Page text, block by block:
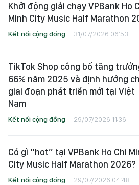
Khởi động giải chạy VPBank Ho
Minh City Music Half Marathon
Kết nối cộng đồng 31/07/2026 06:53
TikTok Shop công bố tăng
66% năm 2025 và định hướng
giai đoạn phát triển mới tại Việt
Nam
Kết nối cộng đồng 29/07/2026 11:36
Có gì “hot” tại VPBank Ho Chi
City Music Half Marathon 2026?
Kết nối cộng đồng 29/07/2026 04:48